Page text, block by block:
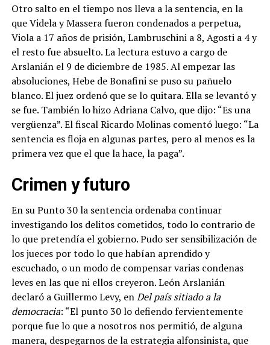
Otro salto en el tiempo nos lleva a la sentencia, en la
que Videla y Massera fueron condenados a perpetua,
Viola a 17 años de prisión, Lambruschini a 8, Agosti a 4 y
el resto fue absuelto. La lectura estuvo a cargo de
Arslanián el 9 de diciembre de 1985. Al empezar las
absoluciones, Hebe de Bonafini se puso su pañuelo
blanco. El juez ordenó que se lo quitara. Ella se levantó y
se fue. También lo hizo Adriana Calvo, que dijo: “Es una
vergüenza”. El fiscal Ricardo Molinas comentó luego: “La
sentencia es floja en algunas partes, pero al menos es la
primera vez que el que la hace, la paga”.
Crimen y futuro
En su Punto 30 la sentencia ordenaba continuar
investigando los delitos cometidos, todo lo contrario de
lo que pretendía el gobierno. Pudo ser sensibilización de
los jueces por todo lo que habían aprendido y
escuchado, o un modo de compensar varias condenas
leves en las que ni ellos creyeron. León Arslanián
declaró a Guillermo Levy, enDel país sitiado a la
democracia: “El punto 30 lo defiendo fervientemente
porque fue lo que a nosotros nos permitió, de alguna
manera, despegarnos de la estrategia alfonsinista, que